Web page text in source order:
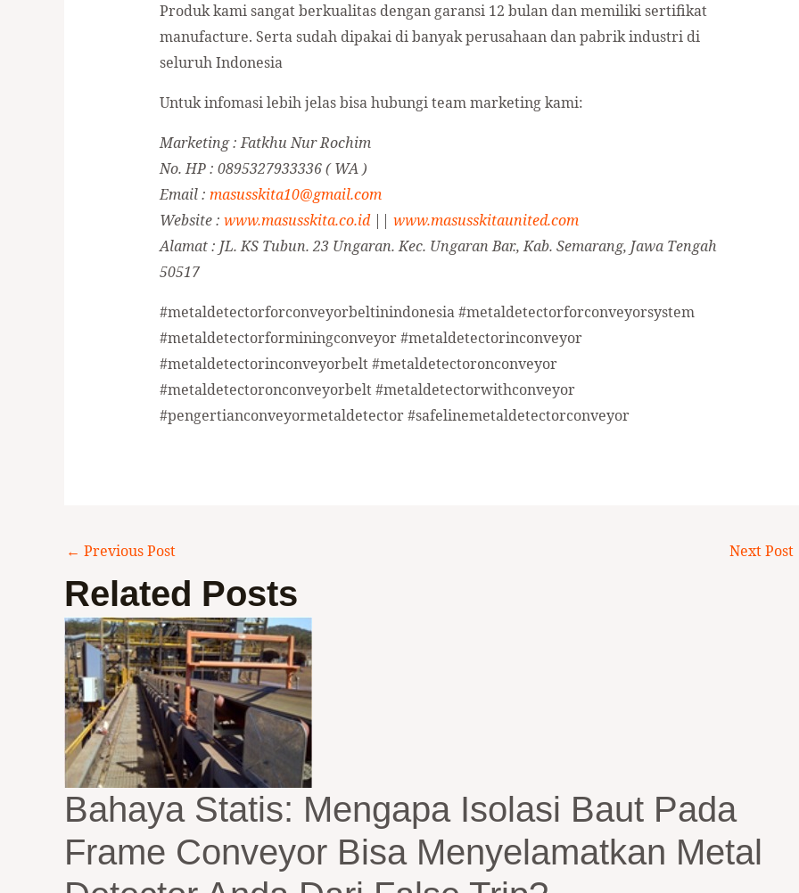
Produk kami sangat berkualitas dengan garansi 12 bulan dan memiliki sertifikat
manufacture. Serta sudah dipakai di banyak perusahaan dan pabrik industri di
seluruh Indonesia
Untuk infomasi lebih jelas bisa hubungi team marketing kami:
Marketing : Fatkhu Nur Rochim
No. HP : 0895327933336 ( WA )
Email : masusskita10@gmail.com
Website : www.masusskita.co.id|| www.masusskitaunited.com
Alamat : JL. KS Tubun. 23 Ungaran. Kec. Ungaran Bar., Kab. Semarang, Jawa Tengah
50517
#metaldetectorforconveyorbeltinindonesia #metaldetectorforconveyorsystem
#metaldetectorforminingconveyor #metaldetectorinconveyor
#metaldetectorinconveyorbelt #metaldetectoronconveyor
#metaldetectoronconveyorbelt #metaldetectorwithconveyor
#pengertianconveyormetaldetector #safelinemetaldetectorconveyor
← Previous Post Next Post
Related Posts
Bahaya Statis: Mengapa Isolasi Baut Pada
Frame Conveyor Bisa Menyelamatkan Metal